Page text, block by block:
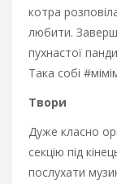
котра
любити.
пухнастої
Така собі
Твори
Дуже класно
секцію під
послухати